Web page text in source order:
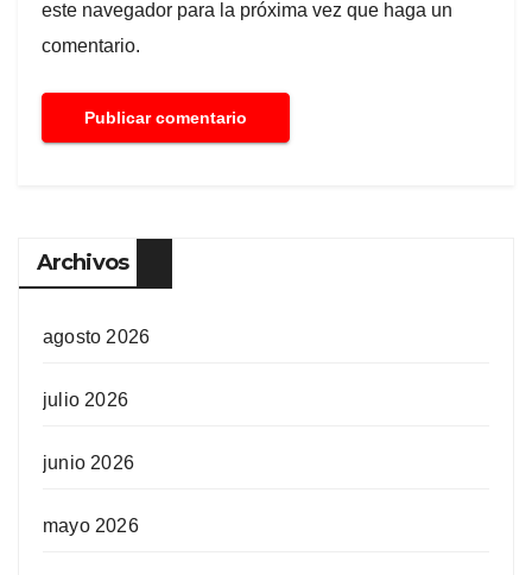
este navegador para la próxima vez que haga un
comentario.
Archivos
agosto 2026
julio 2026
junio 2026
mayo 2026